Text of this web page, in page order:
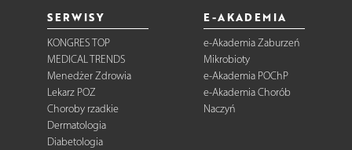
SERWISY
KONGRES TOP
MEDICAL TRENDS
Menedżer Zdrowia
Lekarz POZ
Choroby rzadkie
Dermatologia
Diabetologia
E-AKADEMIA
e-Akademia Zaburzeń
Mikrobioty
e-Akademia POChP
e-Akademia Chorób
Naczyń